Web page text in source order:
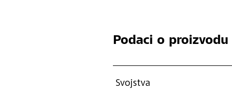
Podaci o proizvodu
Svojstva